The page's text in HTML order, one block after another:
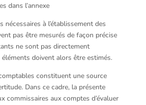
dans l’annexe
nécessaires à l’établissement des
pas être mesurés de façon précise
ne sont pas directement
éléments doivent alors être estimés.
constituent une source
Dans ce cadre, la présente
commissaires aux comptes d’évaluer